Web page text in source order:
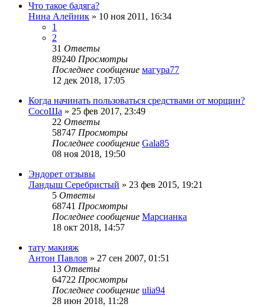
Что такое бадяга?
Нина Алейник » 10 ноя 2011, 16:34
1
2
31 Ответы
89240 Просмотры
Последнее сообщение магура77
12 дек 2018, 17:05
Когда начинать пользоваться средствами от морщин?
CocoШа » 25 фев 2017, 23:49
22 Ответы
58747 Просмотры
Последнее сообщение Gala85
08 ноя 2018, 19:50
Эндорет отзывы
Ландыш Серебристый » 23 фев 2015, 19:21
5 Ответы
68741 Просмотры
Последнее сообщение Марсианка
18 окт 2018, 14:57
тату макияж
Антон Павлов » 27 сен 2007, 01:51
13 Ответы
64722 Просмотры
Последнее сообщение ulia94
28 июн 2018, 11:28